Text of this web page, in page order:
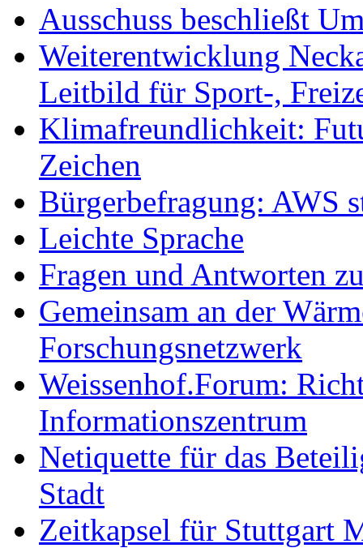
Ausschuss beschließt
Weiterentwicklung
Leitbild für Sport-,
Klimafreundlichkeit:
Zeichen
Bürgerbefragung: AWS
Leichte Sprache
Fragen und Antworten
Gemeinsam an der
Forschungsnetzwerk
Weissenhof.Forum:
Informationszentrum
Netiquette für das
Stadt
Zeitkapsel für Stuttgart